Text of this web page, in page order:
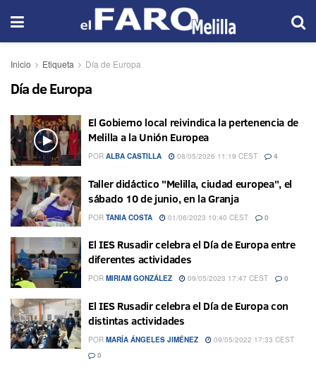
Inicio Etiqueta Día de Europa
Día de Europa
El Gobierno local reivindica la pertenencia de
Melilla a la Unión Europea
POR ALBA CASTILLA 08/05/2026 11:19 CEST 4
Taller didáctico "Melilla, ciudad europea", el
sábado 10 de junio, en la Granja
POR TANIA COSTA 01/06/2023 10:40 CEST 0
El IES Rusadir celebra el Día de Europa entre
diferentes actividades
POR MIRIAM GONZÁLEZ 09/05/2023 17:47 CEST 0
El IES Rusadir celebra el Día de Europa con
distintas actividades
POR MARÍA ÁNGELES JIMÉNEZ
09/05/2022 17:33 CEST
0